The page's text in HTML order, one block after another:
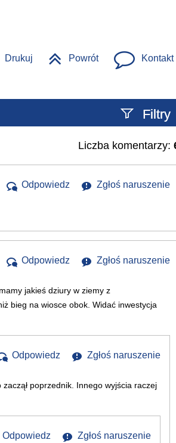
Drukuj Powrót Kontakt
Filtry
Szukany tekst
Liczba komentarzy:
Odpowiedz Zgłoś naruszenie
Odpowiedz Zgłoś naruszenie
jakieś dziury w ziemy z
bieg na wiosce obok. Widać inwestycja
Odpowiedz Zgłoś naruszenie
poprzednik. Innego wyjścia raczej
Odpowiedz Zgłoś naruszenie